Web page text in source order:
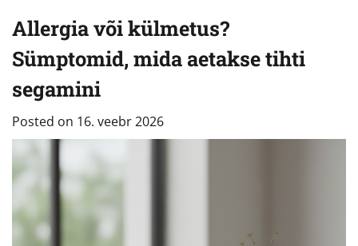
Allergia või külmetus?
Sümptomid, mida aetakse tihti
segamini
Posted on 16. veebr 2026